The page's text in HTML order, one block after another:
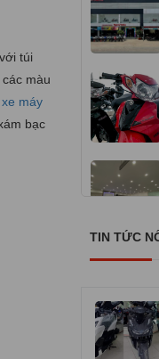
túi
màu
xe máy
bạc
TIN TỨC